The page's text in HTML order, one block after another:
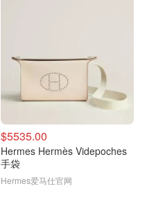
$5535.00
Hermes Hermès Videpoches
手袋
Hermes爱马仕官网